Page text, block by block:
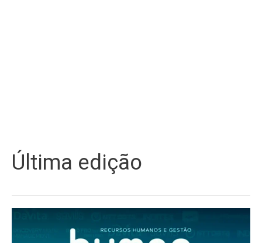
Última edição